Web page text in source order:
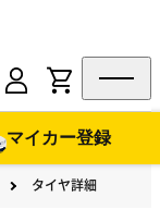
マイカー登録
タイヤ詳細